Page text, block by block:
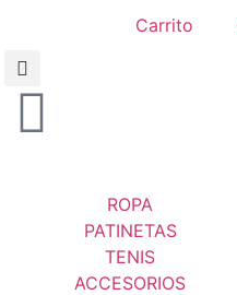
Carrito
ROPA
PATINETAS
TENIS
ACCESORIOS